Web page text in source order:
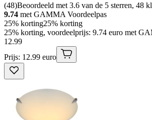
(48)Beoordeeld met 3.6 van de 5 sterren, 48
9.74 met GAMMA Voordeelpas
25% korting25% korting
25% korting, voordeelprijs: 9.74 euro met
12.99
Prijs: 12.99 euro